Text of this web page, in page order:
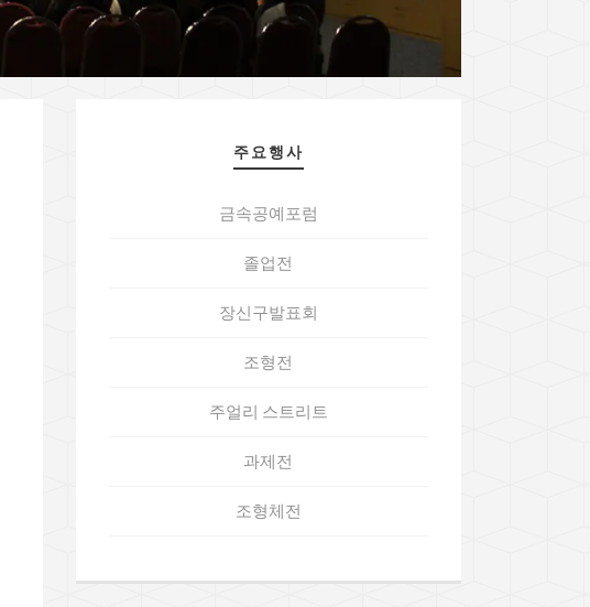
주요행사
금속공예포럼
졸업전
장신구발표회
조형전
주얼리 스트리트
과제전
조형체전